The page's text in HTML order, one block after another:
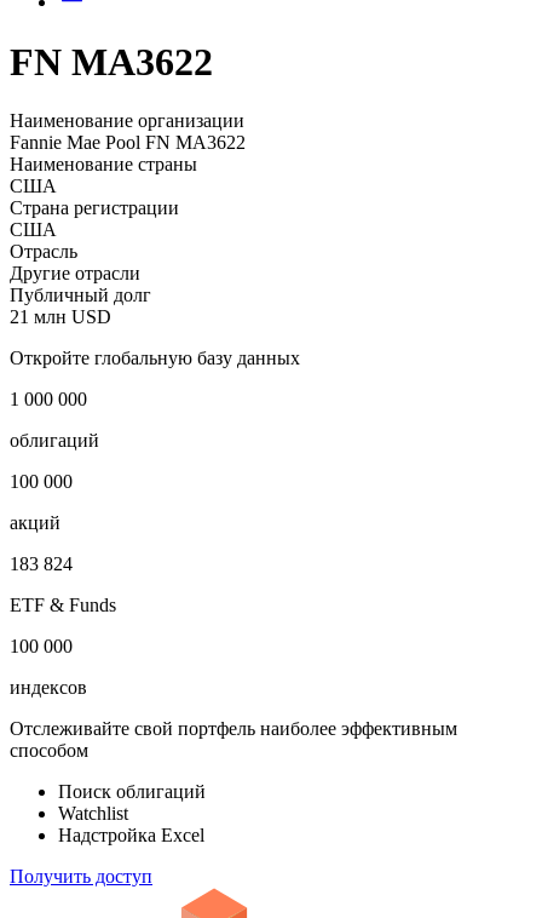
FN MA3622
Наименование организации
Fannie Mae Pool FN MA3622
Наименование страны
США
Страна регистрации
США
Отрасль
Другие отрасли
Публичный долг
21 млн USD
Откройте глобальную базу данных
1 000 000
облигаций
100 000
акций
183 824
ETF & Funds
100 000
индексов
Отслеживайте свой портфель наиболее эффективным
способом
Поиск облигаций
Watchlist
Надстройка Excel
Получить доступ